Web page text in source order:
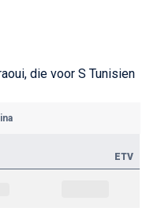
die voor S Tunisien
ETV